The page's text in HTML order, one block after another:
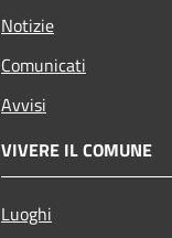
Notizie
Comunicati
Avvisi
VIVERE IL COMUNE
Luoghi